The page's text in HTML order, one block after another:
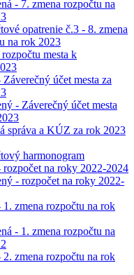
- 7. zmena rozpočtu na
opatrenie č.3 - 8. zmena
na rok 2023
mesta k
účet mesta za
- Záverečný účet mesta
správa a KÚZ za rok 2023
harmonogram
na roky 2022-2024
- rozpočet na roky 2022-
zmena rozpočtu na rok
- 1. zmena rozpočtu na
zmena rozpočtu na rok